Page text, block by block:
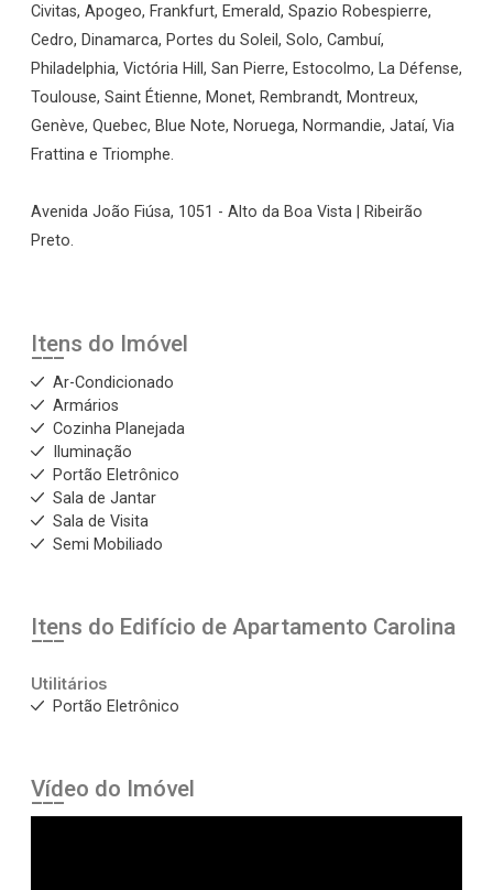
Civitas, Apogeo, Frankfurt, Emerald, Spazio Robespierre,
Cedro, Dinamarca, Portes du Soleil, Solo, Cambuí,
Philadelphia, Victória Hill, San Pierre, Estocolmo, La Défense,
Toulouse, Saint Étienne, Monet, Rembrandt, Montreux,
Genève, Quebec, Blue Note, Noruega, Normandie, Jataí, Via
Frattina e Triomphe.
Avenida João Fiúsa, 1051 - Alto da Boa Vista | Ribeirão
Preto.
Itens do Imóvel
Ar-Condicionado
Armários
Cozinha Planejada
Iluminação
Portão Eletrônico
Sala de Jantar
Sala de Visita
Semi Mobiliado
Itens do Edifício de Apartamento Carolina
Utilitários
Portão Eletrônico
Vídeo do Imóvel